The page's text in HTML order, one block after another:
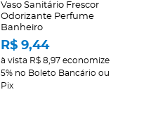
Vaso Sanitário Frescor
Odorizante Perfume
Banheiro
R$ 9,44
à vista R$ 8,97 economize
5% no Boleto Bancário ou
Pix